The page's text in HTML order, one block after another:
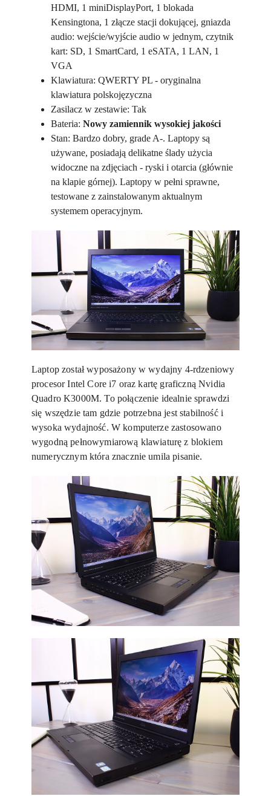
HDMI, 1 miniDisplayPort, 1 blokada
Kensingtona, 1 złącze stacji dokującej, gniazda
audio: wejście/wyjście audio w jednym, czytnik
kart: SD, 1 SmartCard, 1 eSATA, 1 LAN, 1
VGA
Klawiatura: QWERTY PL - oryginalna
klawiatura polskojęzyczna
Zasilacz w zestawie: Tak
Bateria: Nowy zamiennik wysokiej jakości
Stan: Bardzo dobry, grade A-. Laptopy są
używane, posiadają delikatne ślady użycia
widoczne na zdjęciach - ryski i otarcia (głównie
na klapie górnej). Laptopy w pełni sprawne,
testowane z zainstalowanym aktualnym
systemem operacyjnym.
Laptop został wyposażony w wydajny 4-rdzeniowy
procesor Intel Core i7 oraz kartę graficzną Nvidia
Quadro K3000M. To połączenie idealnie sprawdzi
się wszędzie tam gdzie potrzebna jest stabilność i
wysoka wydajność. W komputerze zastosowano
wygodną pełnowymiarową klawiaturę z blokiem
numerycznym która znacznie umila pisanie.